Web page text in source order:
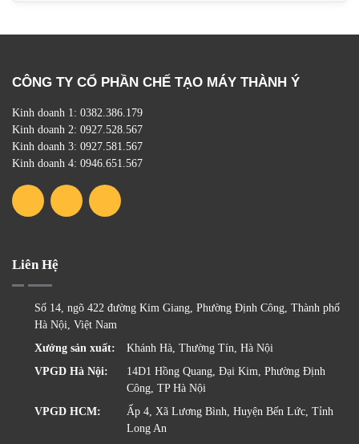
CÔNG TY CỔ PHẦN CHẾ TẠO MÁY THÀNH Ý
Kinh doanh 1: 0382.386.179
Kinh doanh 4: 0946.651.567
Liên Hệ
Số 14, ngõ 422 đường Kim Giang, Phường Định Công, Thành
phố Hà Nội, Việt Nam